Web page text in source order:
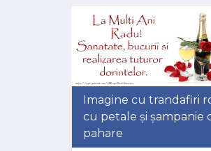
Imagine cu trandafiri
cu petale și șampanie
pahare